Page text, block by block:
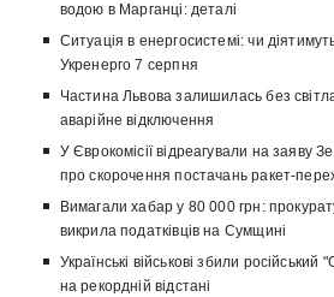
водою в Марганці: деталі
Ситуація в енергосистемі: чи
Укренерго 7 серпня
Частина Львова залишилась без
аварійне відключення
У Єврокомісії відреагували на заяву
про скорочення постачань ракет-
Вимагали хабар у 80 000 грн:
викрила податківців на Сумщині
Українські військові збили російський
на рекордній відстані